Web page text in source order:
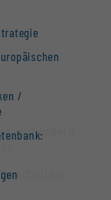
/
verhindern